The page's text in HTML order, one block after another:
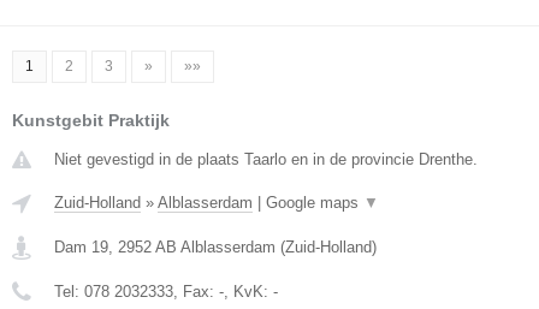
1 2 3 » »»
Kunstgebit Praktijk
Niet gevestigd in de plaats Taarlo en in de provincie Drenthe.
Zuid-Holland » Alblasserdam Google maps ▼
Dam 19, 2952 AB Alblasserdam (Zuid-Holland)
Tel: 078 2032333, Fax: -, KvK: -